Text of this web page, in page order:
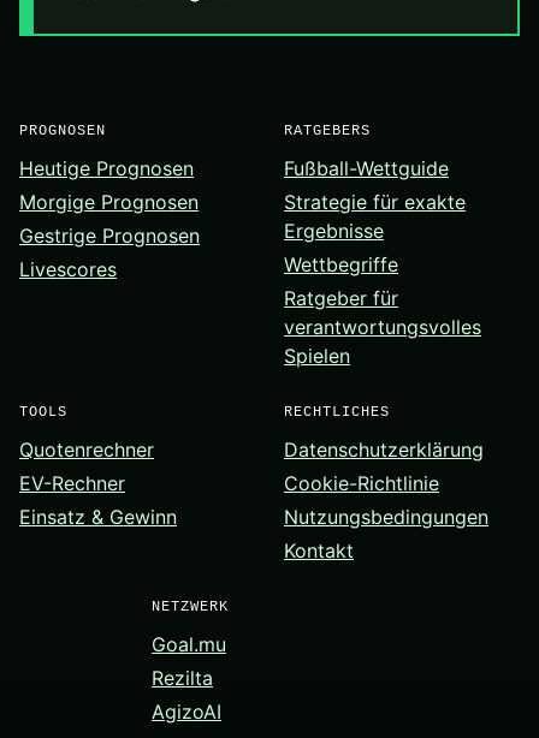
PROGNOSEN
Heutige Prognosen
Morgige Prognosen
Gestrige Prognosen
Livescores
RATGEBERS
Fußball-Wettguide
Strategie für exakte
Ergebnisse
Wettbegriffe
Ratgeber für
verantwortungsvolles
Spielen
TOOLS
Quotenrechner
EV-Rechner
Einsatz & Gewinn
RECHTLICHES
Datenschutzerklärung
Cookie-Richtlinie
Nutzungsbedingungen
Kontakt
NETZWERK
Goal.mu
Rezilta
AgizoAI